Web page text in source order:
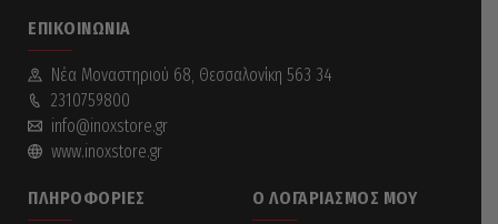
ΕΠΙΚΟΙΝΩΝΊΑ
Νέα Mοναστηριού 68, Θεσσαλονίκη 563 34
2310759800
info@inoxstore.gr
www.inoxstore.gr
ΠΛΗΡΟΦΟΡΊΕΣ Ο ΛΟΓΑΡΙΑΣΜΌΣ ΜΟΥ